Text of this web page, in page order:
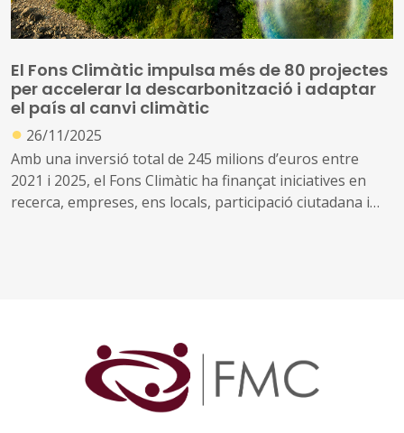
El Fons Climàtic impulsa més de 80 projectes
per accelerar la descarbonització i adaptar
el país al canvi climàtic
● 26/11/2025
Amb una inversió total de 245 milions d’euros entre
2021 i 2025, el Fons Climàtic ha finançat iniciatives en
recerca, empreses, ens locals, participació ciutadana i